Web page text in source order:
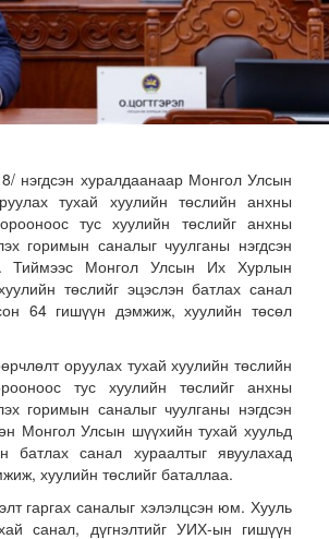
нэгдсэн хуралдаанаар Монгол Улсын
тухай хуулийн төслийн анхны
тус хуулийн төслийг анхны
горимын саналыг чуулганы нэгдсэн
Тиймээс Монгол Улсын Их Хурлын
төслийг эцэслэн батлах санал
64 гишүүн дэмжиж, хуулийн төсөл
оруулах тухай хуулийн төслийн
тус хуулийн төслийг анхны
горимын саналыг чуулганы нэгдсэн
Монгол Улсын шүүхийн тухай хуульд
батлах санал хураалтыг явуулахад
хуулийн төслийг баталлаа.
гаргах саналыг хэлэлцсэн юм. Хууль
санал, дүгнэлтийг УИХ-ын гишүүн